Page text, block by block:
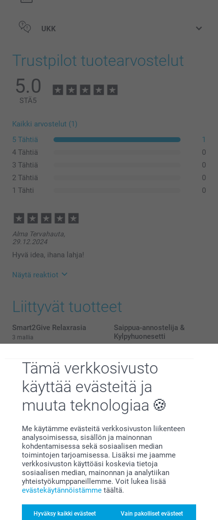
Tämä verkkosivusto
käyttää evästeitä ja
muuta teknologiaa
Me käytämme evästeitä verkkosivuston liikenteen
analysoimisessa, sisällön ja mainonnan
kohdentamisessa sekä sosiaalisen median
toimintojen tarjoamisessa. Lisäksi me jaamme
verkkosivuston käyttöäsi koskevia tietoja
sosiaalisen median, mainonnan ja analytiikan
yhteistyökumppaneillemme. Voit lukea lisää
evästekäytännöistämme täältä.
Hyväksy kaikki evästeet Vain pakolliset evästeet
Pieni: 35–40 tuntia
UKK
Trustpilot tuotearvostelut
5.0
STÄ5
Kaikki arvostelut (1)
5 Tähtiä
1
4 Tähtiä
0
3 Tähtiä
0
2 Tähtiä
0
1 Tähti
0
Alma Tervahauta,
29.12.2024
Hyvä idea, ihana lahja!
Näytä reaktiot
22.1.2025
12:56
Hei Alma!
Suuret kiitokset 5 tähdestä ja palautteesta,
arvostamme sitä suuresti. Kiva että pidät
Tuoksykynntilästä kuvilla :)
Kaisa@smartphoto
Liittyvät tuotteet
Smart2Give Relaxrasia
3 mallia
(1 arvostelut)
Saippua-annostelija &
Kylpyhuonesetti
2 mallia
Smart2Give Kylpysetti
Tuikkukippo
Alkaen 15,95
(9 arvostelut)
Vinkkejä ja niksejä
tuoksukynttilään liittyen
sinut keskittyneeseen mielentilaan, kun taas tuoksu luo